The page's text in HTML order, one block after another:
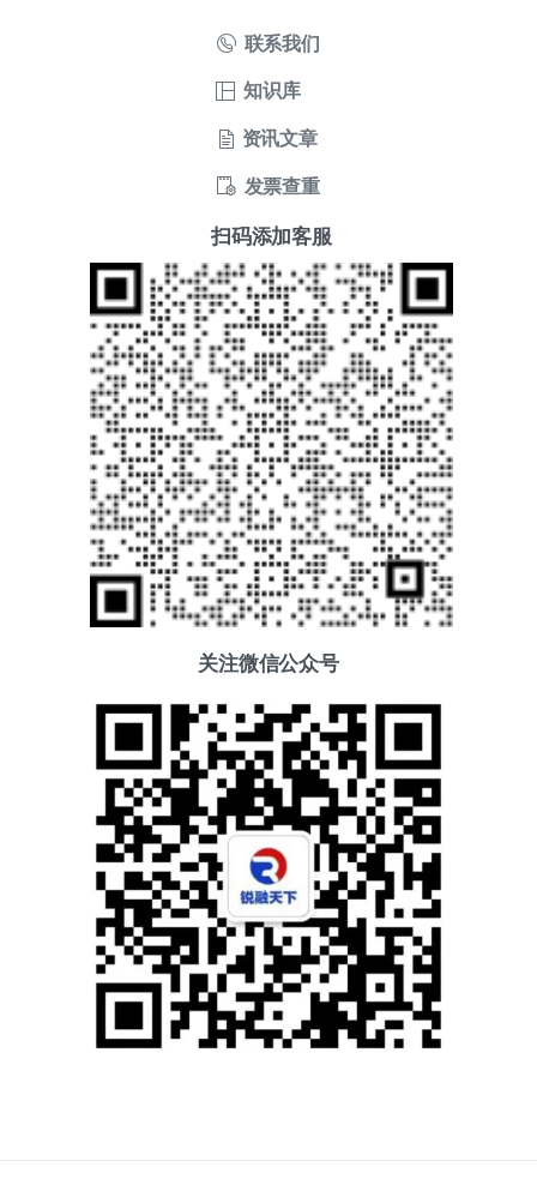
联系我们
知识库
资讯文章
发票查重
扫码添加客服
关注微信公众号
添加好友